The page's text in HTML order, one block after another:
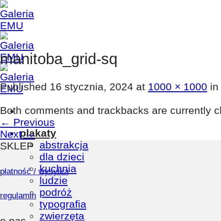
Skip
to
content
plakaty
abstrakcja
dla dzieci
kuchnia
ludzie
podróż
typografia
zwierzęta
manitoba_grid-sq
Published 16 stycznia, 2024 at 1000 × 1000 in
Both comments and trackbacks are currently
← Previous
Next→
SKLEP
płatność / wysyłka
regulamin